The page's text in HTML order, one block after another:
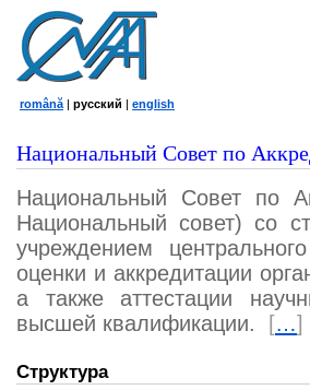
română | русский | english
Национальный Совет по
Национальный Совет по
Национальный совет) со
учреждением
оценки и аккредитации
а также аттестации
высшей квалификации.
[…]
Структура